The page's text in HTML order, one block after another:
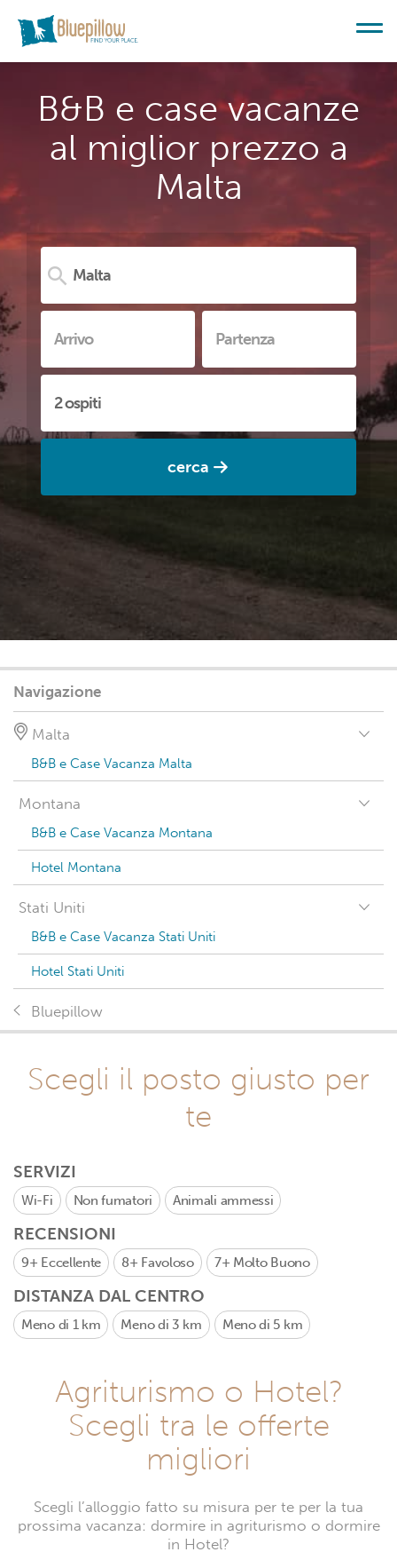
B&B e case vacanze
al miglior prezzo a
Malta
cerca
Navigazione
Malta
B&B e Case Vacanza Malta
Montana
B&B e Case Vacanza Montana
Hotel Montana
Stati Uniti
B&B e Case Vacanza Stati Uniti
Hotel Stati Uniti
Bluepillow
Scegli il posto giusto per
te
SERVIZI
Wi-Fi Non fumatori Animali ammessi
RECENSIONI
9+ Eccellente 8+ Favoloso 7+ Molto Buono
DISTANZA DAL CENTRO
Meno di 1 km Meno di 3 km Meno di 5 km
Agriturismo o Hotel?
Scegli tra le offerte
migliori
Scegli l’alloggio fatto su misura per te per la tua
prossima vacanza: dormire in agriturismo o dormire
in Hotel?